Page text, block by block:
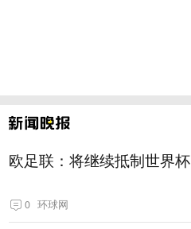
欧足联：将继续抵制世界杯
0 环球网